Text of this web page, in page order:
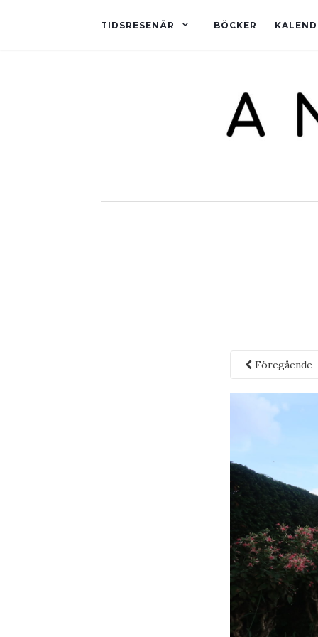
TIDSRESENÄR BÖCKER
Föregående